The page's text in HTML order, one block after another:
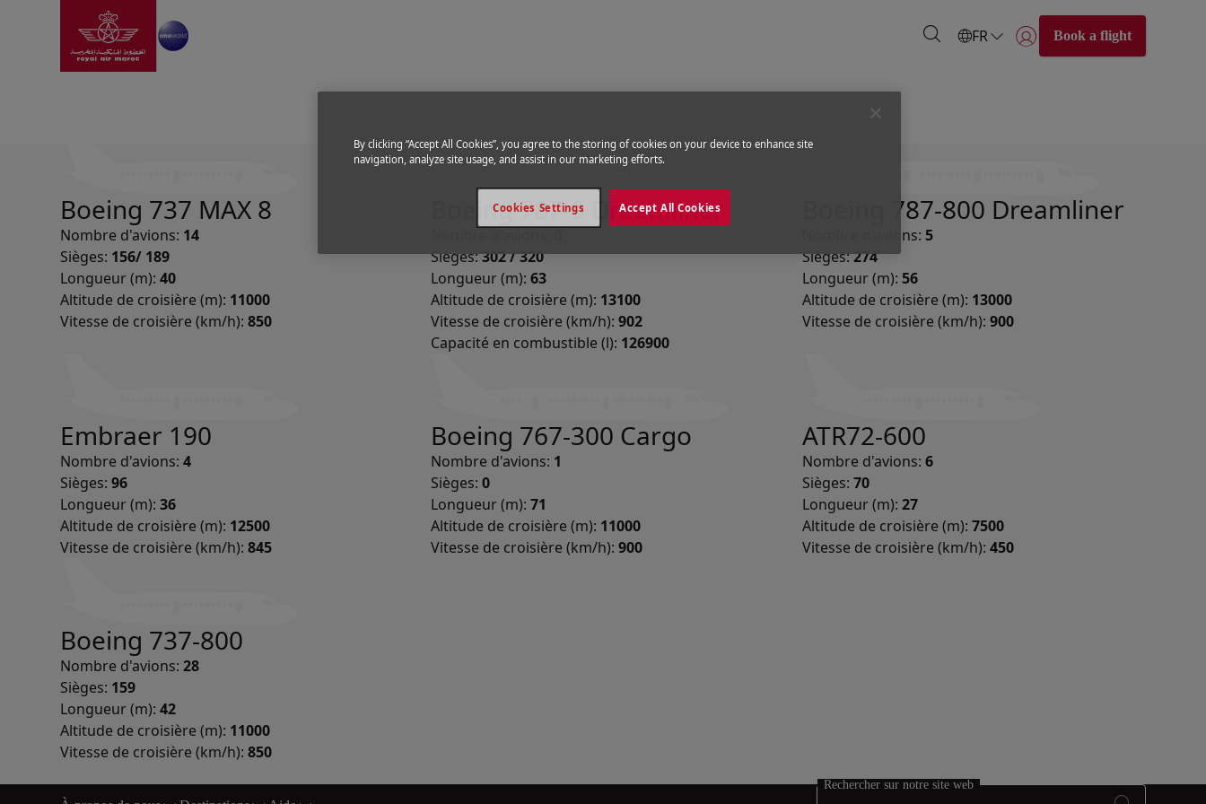
Saut au contenu principal
Aller à la page accueil FR Se connecter | S’inscrire)
Book a flight
Boeing 737 MAX 8
Nombre d'avions: 14
Sièges: 156/ 189
Longueur (m): 40
Altitude de croisière (m): 11000
Vitesse de croisière (km/h): 850
Boeing 787-9 Dreamliner
Sièges:302 / 320
Longueur (m):63
Altitude de croisière (m): 13100
Vitesse de croisière (km/h):902
Capacité en combustible (l): 126900
Boeing 787-800 Dreamliner
Nombre d'avions: 5
Sièges:274
Longueur (m): 56
Altitude de croisière (m): 13000
Vitesse de croisière (km/h): 900
Embraer 190
Nombre d'avions: 4
Sièges: 96
Longueur (m): 36
Altitude de croisière (m): 12500
Vitesse de croisière (km/h): 845
Boeing 767-300 Cargo
Nombre d'avions: 1
Sièges:0
Longueur (m):71
Altitude de croisière (m): 11000
Vitesse de croisière (km/h):900
ATR72-600
Nombre d'avions: 6
Sièges: 70
Longueur (m): 27
Altitude de croisière (m): 7500
Vitesse de croisière (km/h): 450
Boeing 737-800
Nombre d'avions: 28
Sièges: 159
Longueur (m): 42
Altitude de croisière (m): 11000
Vitesse de croisière (km/h): 850
Rechercher sur notre site web
By clicking “Accept All Cookies”, you agree to the storing of cookies on your device to enhance site
navigation, analyze site usage, and assist in our marketing efforts.
Accept All Cookies
Cookies Settings